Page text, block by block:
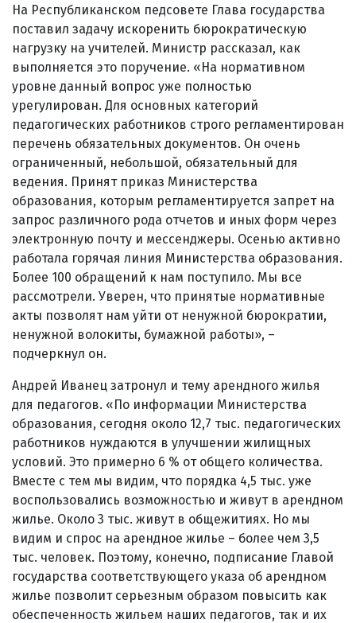
На Республиканском педсовете Глава государства
поставил задачу искоренить бюрократическую
нагрузку на учителей. Министр рассказал, как
выполняется это поручение. «На нормативном
уровне данный вопрос уже полностью
урегулирован. Для основных категорий
педагогических работников строго регламентирован
перечень обязательных документов. Он очень
ограниченный, небольшой, обязательный для
ведения. Принят приказ Министерства
образования, которым регламентируется запрет на
запрос различного рода отчетов и иных форм через
электронную почту и мессенджеры. Осенью активно
работала горячая линия Министерства образования.
Более 100 обращений к нам поступило. Мы все
рассмотрели. Уверен, что принятые нормативные
акты позволят нам уйти от ненужной бюрократии,
ненужной волокиты, бумажной работы», –
подчеркнул он.
Андрей Иванец затронул и тему арендного жилья
для педагогов. «По информации Министерства
образования, сегодня около 12,7 тыс. педагогических
работников нуждаются в улучшении жилищных
условий. Это примерно 6 % от общего количества.
Вместе с тем мы видим, что порядка 4,5 тыс. уже
воспользовались возможностью и живут в арендном
жилье. Около 3 тыс. живут в общежитиях. Но мы
видим и спрос на арендное жилье – более чем 3,5
тыс. человек. Поэтому, конечно, подписание Главой
государства соответствующего указа об арендном
жилье позволит серьезным образом повысить как
обеспеченность жильем наших педагогов, так и их